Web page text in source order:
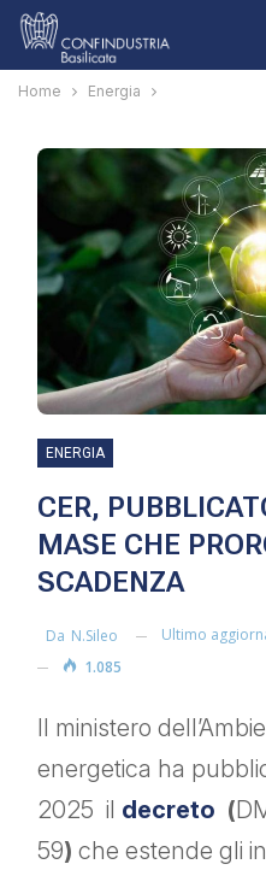
Home Energia
ENERGIA
CER,
MASE CHE
SCADENZA
Da N.sileo Ultimo
1.085
Il ministero
energetica ha
2025 il decreto (
59) che estende gli